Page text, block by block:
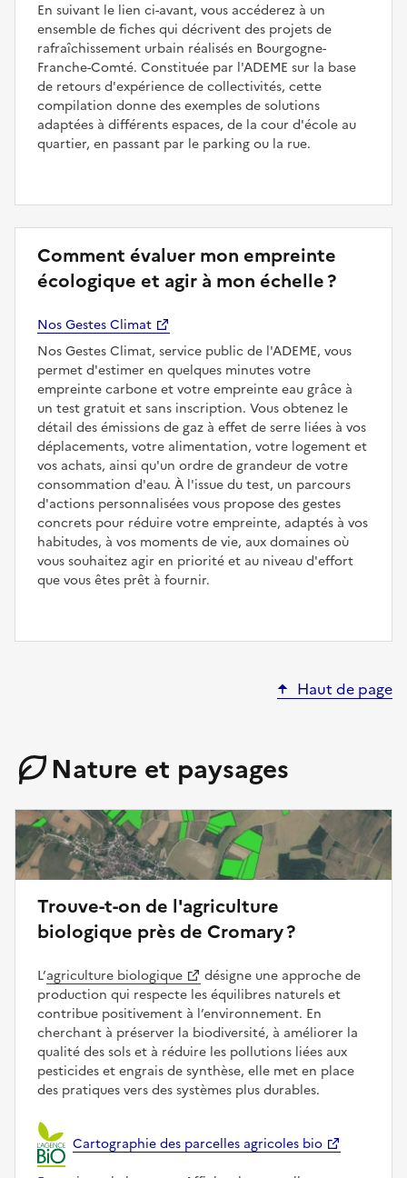
En suivant le lien ci-avant, vous accéderez à un
ensemble de fiches qui décrivent des projets de
rafraîchissement urbain réalisés en Bourgogne-
Franche-Comté. Constituée par l'ADEME sur la base
de retours d'expérience de collectivités, cette
compilation donne des exemples de solutions
adaptées à différents espaces, de la cour d'école au
quartier, en passant par le parking ou la rue.
Comment évaluer mon empreinte
écologique et agir à mon échelle ?
Nos Gestes Climat
Nos Gestes Climat, service public de l'ADEME, vous
permet d'estimer en quelques minutes votre
empreinte carbone et votre empreinte eau grâce à
un test gratuit et sans inscription. Vous obtenez le
détail des émissions de gaz à effet de serre liées à vos
déplacements, votre alimentation, votre logement et
vos achats, ainsi qu'un ordre de grandeur de votre
consommation d'eau. À l'issue du test, un parcours
d'actions personnalisées vous propose des gestes
concrets pour réduire votre empreinte, adaptés à vos
habitudes, à vos moments de vie, aux domaines où
vous souhaitez agir en priorité et au niveau d'effort
que vous êtes prêt à fournir.
Haut de page
Nature et paysages
Trouve-t-on de l'agriculture
biologique près de Cromary ?
L’agriculture biologique
désigne une approche de
production qui respecte les équilibres naturels et
contribue positivement à l’environnement. En
cherchant à préserver la biodiversité, à améliorer la
qualité des sols et à réduire les pollutions liées aux
pesticides et engrais de synthèse, elle met en place
des pratiques vers des systèmes plus durables.
Cartographie des parcelles agricoles bio